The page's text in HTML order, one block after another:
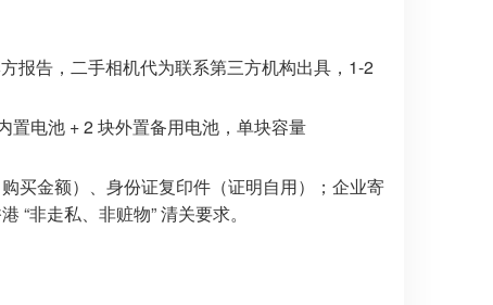
报告，二手相机代为联系第三方机构出具，1-2
置电池 + 2 块外置备用电池，单块容量
买金额）、身份证复印件（证明自用）；企业寄
非走私、非赃物” 清关要求。